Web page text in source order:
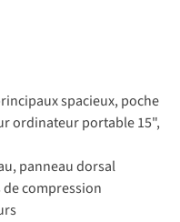
ncipauxspacieux,poche
ordinateurportable15",
panneaudorsal
decompression